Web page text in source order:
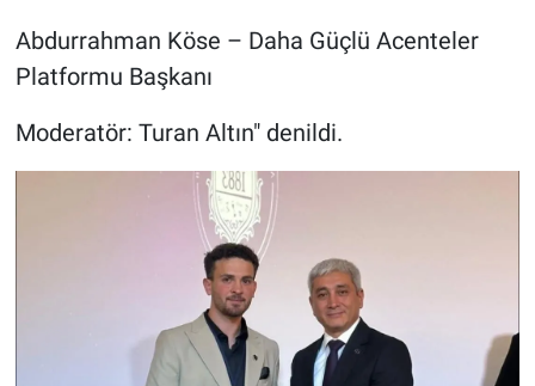
Abdurrahman Köse – Daha Güçlü Acenteler
Platformu Başkanı
Moderatör: Turan Altın" denildi.